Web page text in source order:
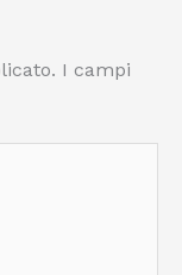
I campi